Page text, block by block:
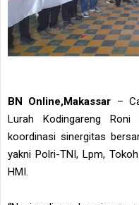
BN Online,Makassar –
Lurah Kodingareng
koordinasi sinergitas
yakni Polri-TNI, Lpm,
HMI.